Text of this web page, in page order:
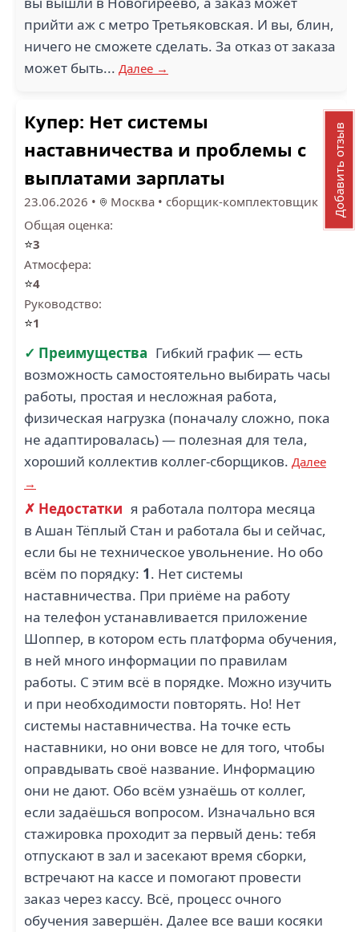
прийти аж с метро Третьяковская. И вы, блин,
ничего не сможете сделать. За отказ от заказа
может быть... Далее →
Купер: Нет системы
наставничества и проблемы с
выплатами зарплаты
23.06.2026 • Москва • сборщик-комплектовщик
Общая оценка:
⭐3
Атмосфера:
⭐4
Руководство:
⭐1
✓ Преимущества Гибкий график — есть
возможность самостоятельно выбирать часы
работы, простая и несложная работа,
физическая нагрузка (поначалу сложно, пока
не адаптировалась) — полезная для тела,
хороший коллектив коллег-сборщиков. Далее
→
✗ Недостатки я работала полтора месяца
в Ашан Тёплый Стан и работала бы и сейчас,
если бы не техническое увольнение. Но обо
всём по порядку: 1. Нет системы
наставничества. При приёме на работу
на телефон устанавливается приложение
Шоппер, в котором есть платформа обучения,
в ней много информации по правилам
работы. С этим всё в порядке. Можно изучить
и при необходимости повторять. Но! Нет
системы наставничества. На точке есть
наставники, но они вовсе не для того, чтобы
оправдывать своё название. Информацию
они не дают. Обо всём узнаёшь от коллег,
если задаёшься вопросом. Изначально вся
стажировка проходит за первый день: тебя
отпускают в зал и засекают время сборки,
встречают на кассе и помогают провести
заказ через кассу. Всё, процесс очного
обучения завершён. Далее все ваши косяки
Добавить отзыв